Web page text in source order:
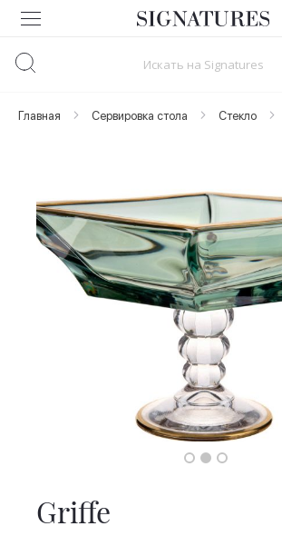
Skip
to
Главная Сервировка стола Стекло
to
the
end
beginning
of
Griffe